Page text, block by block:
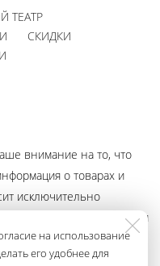
на использование
его удобнее для
ТЕАТР
СКИДКИ
внимание на то, что
о товарах и
исключительно
условиях не является
Статьи 437
Для получения